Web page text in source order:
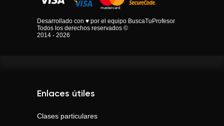
Desarrollado con ♥ por el equipo BuscaTuProfesor
Todos los derechos reservados ©
2014 - 2026
Enlaces útiles
Clases particulares